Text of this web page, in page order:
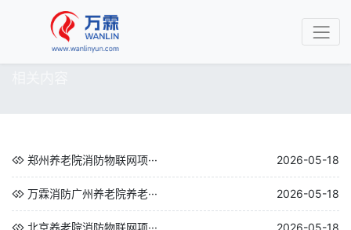
郑州养老院消防物联网项··· 2026-05-18
万霖消防广州养老院养老··· 2026-05-18
北京养老院消防物联网项··· 2026-05-18